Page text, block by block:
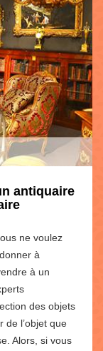
antiquaire
ne voulez
à
à un
des objets
de l’objet que
Alors, si vous